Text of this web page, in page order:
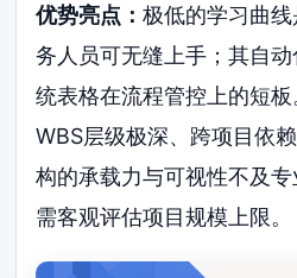
优势亮点：极低的学习曲
务人员可无缝上手；其自
统表格在流程管控上的短
WBS层级极深、跨项目依
构的承载力与可视性不及
需客观评估项目规模上限。